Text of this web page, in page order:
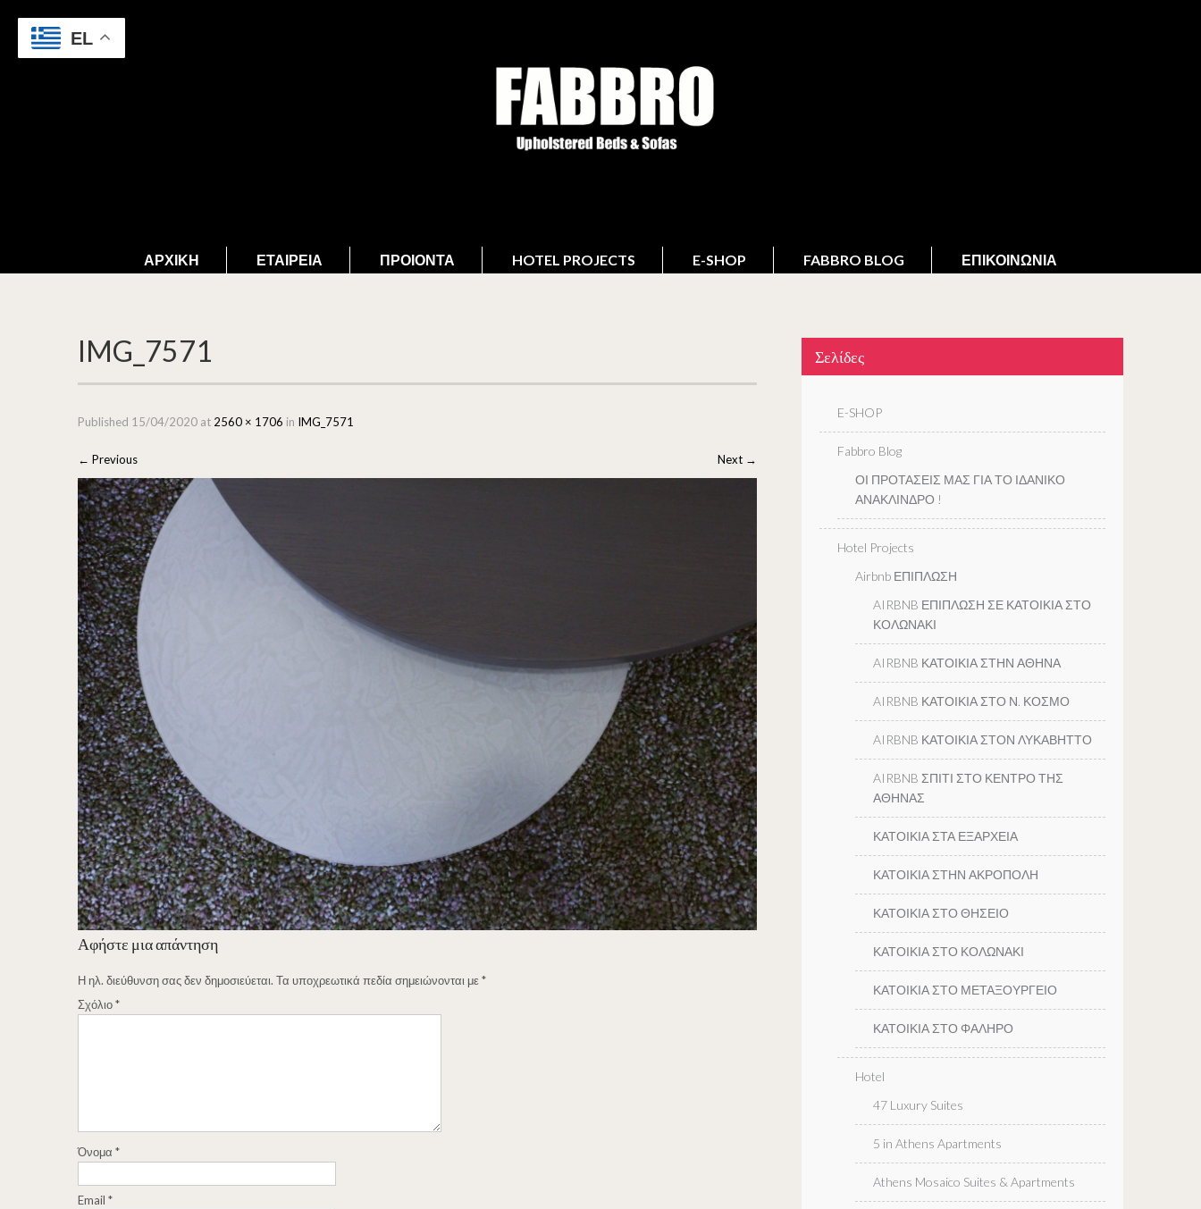
ΑΡΧΙΚΉ ΕΤΑΙΡΕΊΑ ΠΡΟΙΌΝΤΑ HOTEL PROJECTS E-SHOP FABBRO BLOG ΕΠΙΚΟΙΝΩΝΊΑ
IMG_7571
Published 15/04/2020 at 2560 × 1706 in IMG_7571
← Previous Next →
Αφήστε μια απάντηση
Η ηλ. διεύθυνση σας δεν δημοσιεύεται. Τα υποχρεωτικά πεδία σημειώνονται με*
Σχόλιο*
Όνομα *
Email *
Σελίδες
E-SHOP
Fabbro Blog
ΟΙ ΠΡΟΤΑΣΕΙΣ ΜΑΣ ΓΙΑ ΤΟ ΙΔΑΝΙΚΟ
ΑΝΑΚΛΙΝΔΡΟ !
Hotel Projects
Airbnb ΕΠΙΠΛΩΣΗ
AIRBNB ΕΠΙΠΛΩΣΗ ΣΕ ΚΑΤΟΙΚΙΑ ΣΤΟ
ΚΟΛΩΝΑΚΙ
AIRBNB ΚΑΤΟΙΚΙΑ ΣΤΗΝ ΑΘΗΝΑ
AIRBNB ΚΑΤΟΙΚΙΑ ΣΤΟ Ν. ΚΟΣΜΟ
AIRBNB ΚΑΤΟΙΚΙΑ ΣΤΟΝ ΛΥΚΑΒΗΤΤΟ
AIRBNB ΣΠΙΤΙ ΣΤΟ ΚΕΝΤΡΟ ΤΗΣ
ΑΘΗΝΑΣ
ΚΑΤΟΙΚΙΑ ΣΤΑ ΕΞΑΡΧΕΙΑ
ΚΑΤΟΙΚΙΑ ΣΤΗΝ ΑΚΡΟΠΟΛΗ
ΚΑΤΟΙΚΙΑ ΣΤΟ ΘΗΣΕΙΟ
ΚΑΤΟΙΚΙΑ ΣΤΟ ΚΟΛΩΝΑΚΙ
ΚΑΤΟΙΚΙΑ ΣΤΟ ΜΕΤΑΞΟΥΡΓΕΙΟ
ΚΑΤΟΙΚΙΑ ΣΤΟ ΦΑΛΗΡΟ
Hotel
47 Luxury Suites
5 in Athens Apartments
Athens Mosaico Suites & Apartments
EL